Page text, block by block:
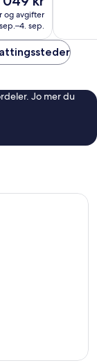
kr
og avgifter
sep.
Jo mer du